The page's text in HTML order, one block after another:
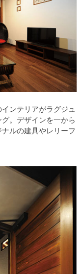
ンテリアがラグジュ
。デザインを一から
ルの建具やレリーフ